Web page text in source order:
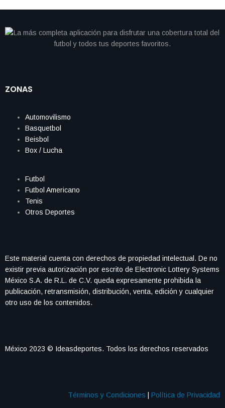
ZONAS
Automovilismo
Basquetbol
Beisbol
Box / Lucha
Futbol
Futbol Americano
Tenis
Otros Deportes
Este material cuenta con derechos de propiedad intelectual. De no
existir previa autorización por escrito de Electronic Lottery Systems
México S.A. de R.L. de C.V. queda expresamente prohibida la
publicación, retransmisión, distribución, venta, edición y cualquier
otro uso de los contenidos.
México 2023 © Ideasdeportes. Todos los derechos reservados
Términos y Condiciones Política de Privacidad